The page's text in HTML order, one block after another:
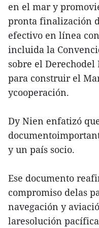
en el mar y
pronta finalización
efectivo en línea
incluida la
sobre el Derechodel
para construir el
ycooperación.
Dy Nien enfatizó
y un país socio.
Ese documento
compromiso delas
navegación y
laresolución